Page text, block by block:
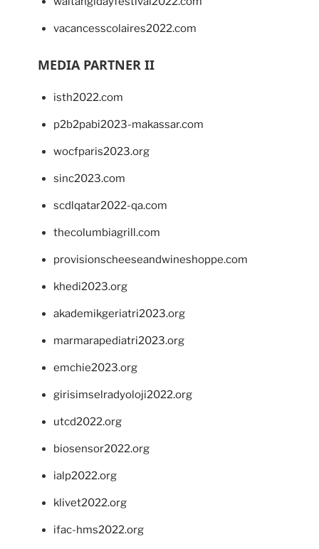
vacancesscolaires2022.com
MEDIA PARTNER II
isth2022.com
p2b2pabi2023-makassar.com
wocfparis2023.org
sinc2023.com
scdlqatar2022-qa.com
thecolumbiagrill.com
provisionscheeseandwineshoppe.com
khedi2023.org
akademikgeriatri2023.org
marmarapediatri2023.org
emchie2023.org
girisimselradyoloji2022.org
utcd2022.org
biosensor2022.org
ialp2022.org
klivet2022.org
ifac-hms2022.org